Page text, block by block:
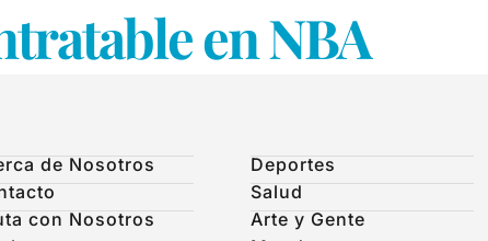
en NBA
de Nosotros
con Nosotros
Deportes
Salud
Arte y Gente